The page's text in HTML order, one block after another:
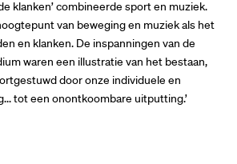
klanken’ combineerde sport en muziek.
van beweging en muziek als het
en klanken. De inspanningen van de
waren een illustratie van het bestaan,
door onze individuele en
tot een onontkoombare uitputting.’